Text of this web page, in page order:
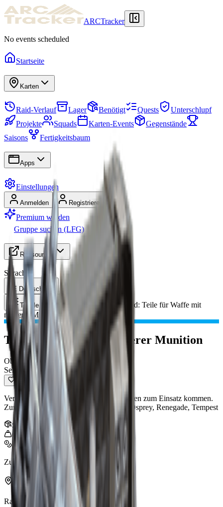
ARCTracker
No events scheduled
Startseite
Karten
Raid-Verlauf Lager Benötigt Quests
Unterschlupf
Projekte
Squads Karten-Events
Gegenstände
Saisons
Fertigkeitsbaum
Apps
Einstellungen
Anmelden Registrieren
Premium werden
Gruppe suchen (LFG)
Ressourcen
Sprache
DE Deutsch
Toggle Menu Gegenstand: Teile für Waffe mit
mittlerer Munition
Teile für Waffe mit mittlerer Munition
Oberflächen-Material
Selten
Verschiedenste Ersatzteile, die in Gewehren zum Einsatz kommen.
Zur Herstellung von: Torrente, Venator, Osprey, Renegade, Tempest
Stapel
0.4kg
700
Zuletzt aktualisiert
Mar 22, 2026
Zu finden in
Raider Sicherheit